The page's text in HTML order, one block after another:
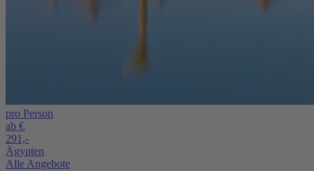
pro Person
ab €
291,-
Ägypten
Alle Angebote